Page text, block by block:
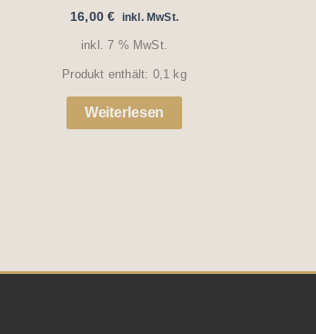
16,00€ inkl. MwSt.
inkl. 7 % MwSt.
Produkt enthält: 0,1 kg
Weiterlesen